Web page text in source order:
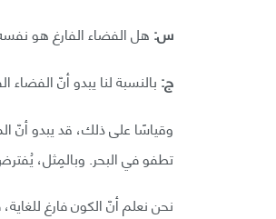
س: هل الفضاء الفارغ هو
ج: بالنسبة لنا يبدو أنّ الفضاء
وقياسًا على ذلك، قد يبدو أنّ
تطفو في البحر. وبالمِثل،
نحن نعلم أنّ الكون فارغ